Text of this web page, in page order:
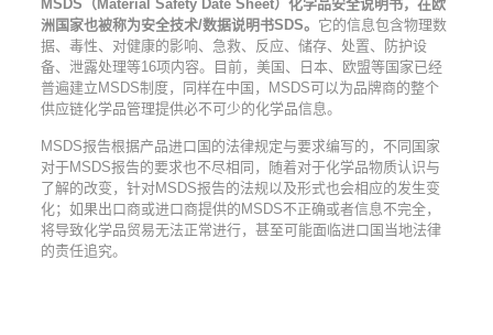
MSDS （ Material Safety Date Sheet）化学品安全说明书，在欧
洲国家也被称为安全技术/数据说明书SDS。 它的信息包含物理数
据、毒性、对健康的影响、急救、反应、储存、处置、防护设
备、泄露处理等16项内容。目前，美国、日本、欧盟等国家已经
普遍建立MSDS制度，同样在中国，MSDS可以为品牌商的整个
供应链化学品管理提供必不可少的化学品信息。
MSDS报告根据产品进口国的法律规定与要求编写的，不同国家
对于MSDS报告的要求也不尽相同，随着对于化学品物质认识与
了解的改变，针对MSDS报告的法规以及形式也会相应的发生变
化；如果出口商或进口商提供的MSDS不正确或者信息不完全，
将导致化学品贸易无法正常进行，甚至可能面临进口国当地法律
的责任追究。